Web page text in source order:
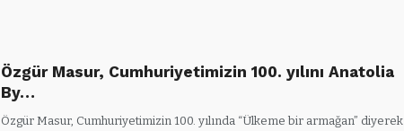
Özgür Masur, Cumhuriyetimizin 100. yılını Anatolia
By…
Özgür Masur, Cumhuriyetimizin 100. yılında “Ülkeme bir armağan” diyerek